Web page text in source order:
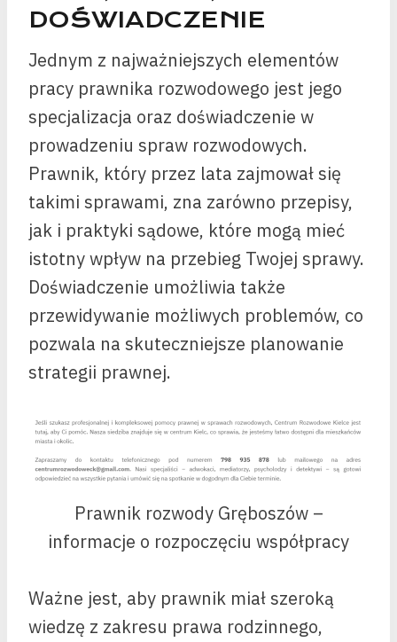
DOŚWIADCZENIE
Jednym z najważniejszych elementów
pracy prawnika rozwodowego jest jego
specjalizacja oraz doświadczenie w
prowadzeniu spraw rozwodowych.
Prawnik, który przez lata zajmował się
takimi sprawami, zna zarówno przepisy,
jak i praktyki sądowe, które mogą mieć
istotny wpływ na przebieg Twojej sprawy.
Doświadczenie umożliwia także
przewidywanie możliwych problemów, co
pozwala na skuteczniejsze planowanie
strategii prawnej.
Prawnik rozwody Gręboszów –
informacje o rozpoczęciu współpracy
Ważne jest, aby prawnik miał szeroką
wiedzę z zakresu prawa rodzinnego,